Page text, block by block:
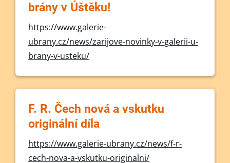
brány v Úštěku!
https://www.galerie-
ubrany.cz/news/zarijove-novinky-v-galerii-u-
brany-v-usteku/
F. R. Čech nová a vskutku
originální díla
https://www.galerie-ubrany.cz/news/f-r-
cech-nova-a-vskutku-originalni/